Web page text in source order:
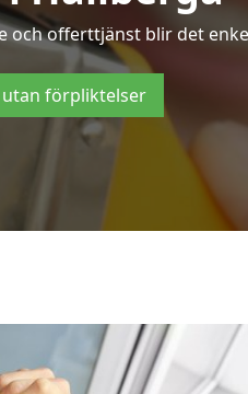
offerttjänst blir det
utan förpliktelser